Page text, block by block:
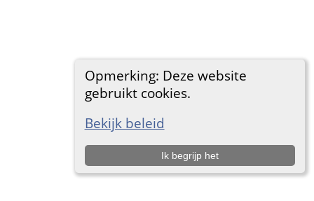
Opmerking: Deze website
gebruikt cookies.
Bekijk beleid
Ik begrijp het